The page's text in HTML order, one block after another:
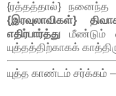
{ரத்தத்தால்} நனைந்த
{இரவுலாவிகள்}
எதிர்பார்த்து மீண்டும்
யுத்தத்திற்காகக்
யுத்த காண்டம் சர்க்கம்